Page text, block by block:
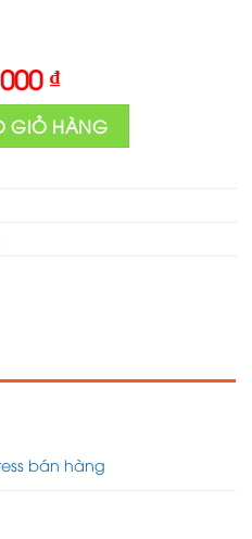
₫.
₫Current
price
is:
5,000,000 ₫.
năng 03 số lượng
GIỎ HÀNG
bán hàng